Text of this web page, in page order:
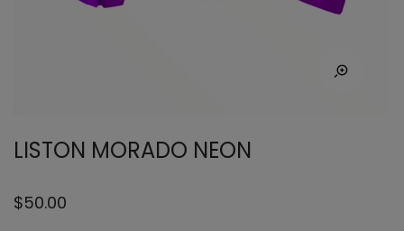
LISTON MORADO NEON
$50.00